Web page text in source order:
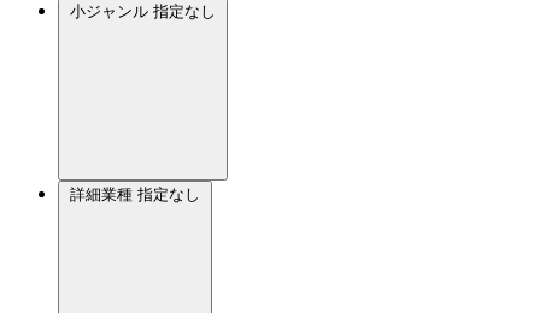
小ジャンル 指定なし
詳細業種 指定なし